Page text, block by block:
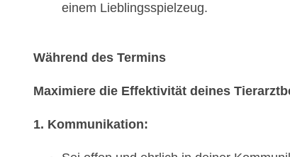
einem Lieblingsspielzeug.
Während des Termins
Maximiere die Effektivität deines
1. Kommunikation: